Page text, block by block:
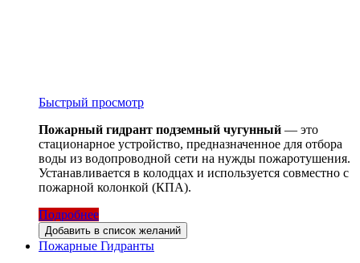
Быстрый просмотр
Пожарный гидрант подземный чугунный — это
стационарное устройство, предназначенное для отбора
воды из водопроводной сети на нужды пожаротушения.
Устанавливается в колодцах и используется совместно с
пожарной колонкой (КПА).
Подробнее
Добавить в список желаний
Пожарные Гидранты